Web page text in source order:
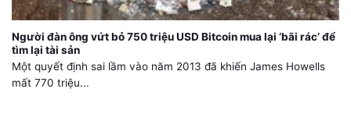
Người đàn ông vứt bỏ 750 triệu USD Bitcoin mua lại ‘bãi rác’ để
tìm lại tài sản
Một quyết định sai lầm vào năm 2013 đã khiến James Howells
mất 770 triệu...